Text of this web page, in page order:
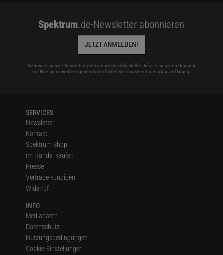
Spektrum.de-Newsletter abonnieren
JETZT ANMELDEN!
Sie können unsere Newsletter jederzeit wieder abbestellen. Infos zu unserem Umgang
mit Ihren personenbezogenen Daten finden Sie in unserer Datenschutzerklärung.
SERVICES
Newsletter
Kontakt
Spektrum Shop
Im Handel kaufen
Presse
Verträge kündigen
Widerruf
INFO
Mediadaten
Datenschutz
Nutzungsbedingungen
Cookie-Einstellungen